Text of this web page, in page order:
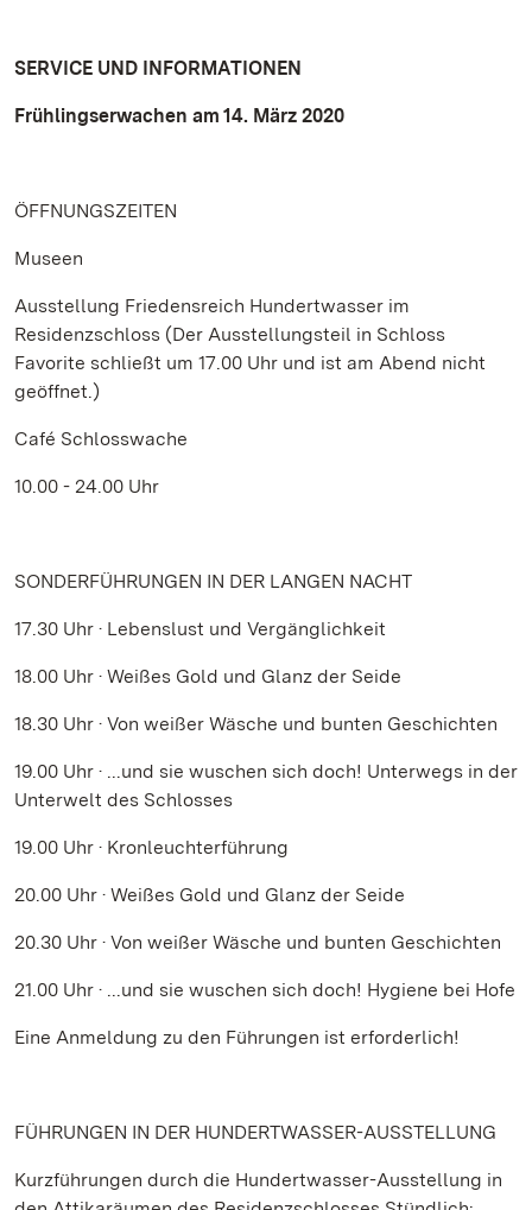
SERVICE UND INFORMATIONEN
Frühlingserwachen am 14. März 2020
ÖFFNUNGSZEITEN
Museen
Ausstellung Friedensreich Hundertwasser im
Residenzschloss (Der Ausstellungsteil in Schloss
Favorite schließt um 17.00 Uhr und ist am Abend nicht
geöffnet.)
Café Schlosswache
10.00 - 24.00 Uhr
SONDERFÜHRUNGEN IN DER LANGEN NACHT
17.30 Uhr · Lebenslust und Vergänglichkeit
18.00 Uhr · Weißes Gold und Glanz der Seide
18.30 Uhr · Von weißer Wäsche und bunten Geschichten
19.00 Uhr · ...und sie wuschen sich doch! Unterwegs in der
Unterwelt des Schlosses
19.00 Uhr · Kronleuchterführung
20.00 Uhr · Weißes Gold und Glanz der Seide
20.30 Uhr · Von weißer Wäsche und bunten Geschichten
21.00 Uhr · ...und sie wuschen sich doch! Hygiene bei Hofe
Eine Anmeldung zu den Führungen ist erforderlich!
FÜHRUNGEN IN DER HUNDERTWASSER-AUSSTELLUNG
Kurzführungen durch die Hundertwasser-Ausstellung in